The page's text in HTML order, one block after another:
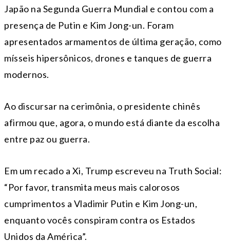
Japão na Segunda Guerra Mundial e contou com a
presença de Putin e Kim Jong-un. Foram
apresentados armamentos de última geração, como
mísseis hipersônicos, drones e tanques de guerra
modernos.
Ao discursar na cerimônia, o presidente chinês
afirmou que, agora, o mundo está diante da escolha
entre paz ou guerra.
Em um recado a Xi, Trump escreveu na Truth Social:
“Por favor, transmita meus mais calorosos
cumprimentos a Vladimir Putin e Kim Jong-un,
enquanto vocês conspiram contra os Estados
Unidos da América”.